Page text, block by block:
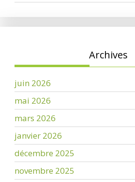
Archives
juin 2026
mai 2026
mars 2026
janvier 2026
décembre 2025
novembre 2025